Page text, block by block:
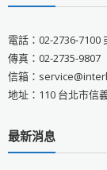
電話：02-2736-7100
傳真：02-2735-9807
信箱：
地址：110 台北市信
最新消息